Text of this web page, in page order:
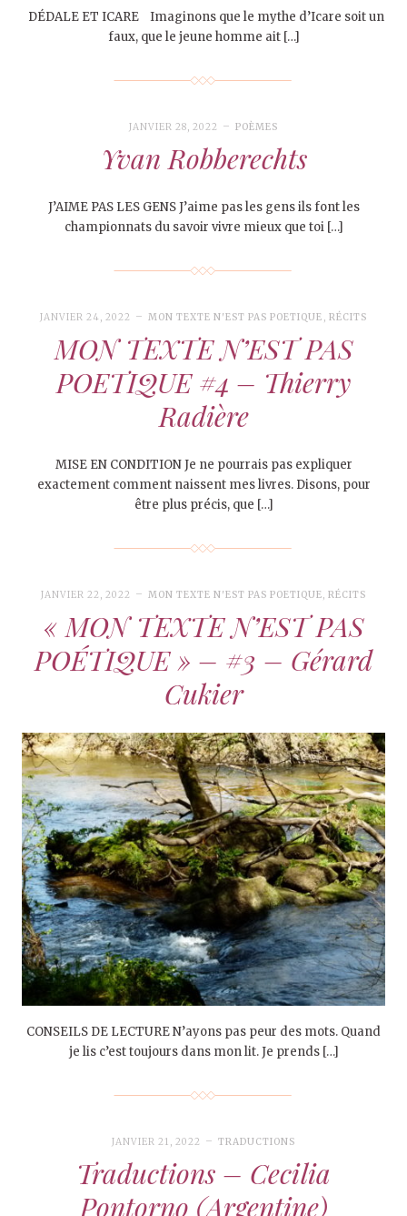
DÉDALE ET ICARE Imaginons que le mythe d’Icare soit un
faux, que le jeune homme ait […]
JANVIER 28, 2022 POÈMES
Yvan Robberechts
J’AIME PAS LES GENS J’aime pas les gens ils font les
championnats du savoir vivre mieux que toi […]
JANVIER 24, 2022 MON TEXTE N'EST PAS POETIQUE , RÉCITS
MON TEXTE N’EST PAS
POETIQUE #4 – Thierry
Radière
MISE EN CONDITION Je ne pourrais pas expliquer
exactement comment naissent mes livres. Disons, pour
être plus précis, que […]
JANVIER 22, 2022 MON TEXTE N'EST PAS POETIQUE,RÉCITS
« MON TEXTE N’EST PAS
POÉTIQUE » – #3 – Gérard
Cukier
CONSEILS DE LECTURE N’ayons pas peur des mots. Quand
je lis c’est toujours dans mon lit. Je prends […]
JANVIER 21, 2022 TRADUCTIONS
Traductions – Cecilia
Pontorno (Argentine)